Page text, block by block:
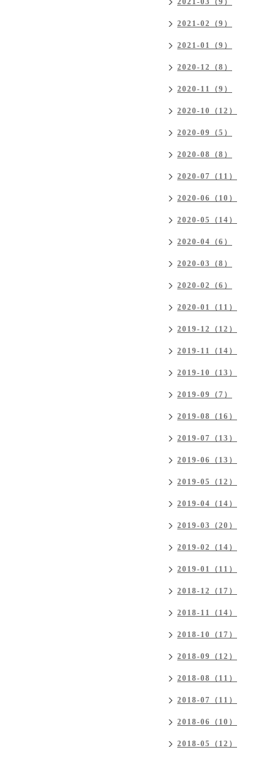
2021-02（9）
2021-01（9）
2020-12（8）
2020-11（9）
2020-10（12）
2020-09（5）
2020-08（8）
2020-07（11）
2020-06（10）
2020-05（14）
2020-04（6）
2020-03（8）
2020-02（6）
2020-01（11）
2019-12（12）
2019-11（14）
2019-10（13）
2019-09（7）
2019-08（16）
2019-07（13）
2019-06（13）
2019-05（12）
2019-04（14）
2019-03（20）
2019-02（14）
2019-01（11）
2018-12（17）
2018-11（14）
2018-10（17）
2018-09（12）
2018-08（11）
2018-07（11）
2018-06（10）
2018-05（12）